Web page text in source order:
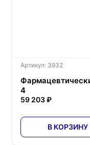
Артикул: 3932
4
59 203 ₽
В КОРЗИНУ